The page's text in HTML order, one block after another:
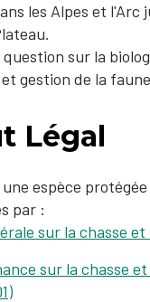
les Alpes et
sur la
gestion de la
Légal
espèce
par :
sur la chasse
sur la chasse